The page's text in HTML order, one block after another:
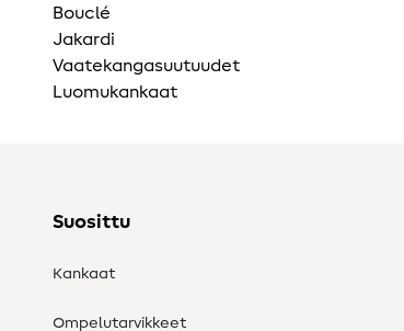
Bouclé
Jakardi
Vaatekangasuutuudet
Luomukankaat
Suosittu
Kankaat
Ompelutarvikkeet